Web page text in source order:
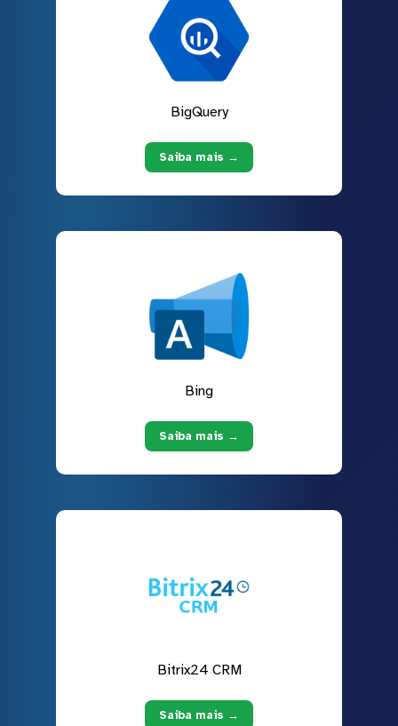
BigQuery
Saiba mais →
Bing
Saiba mais →
Bitrix24 CRM
Saiba mais →